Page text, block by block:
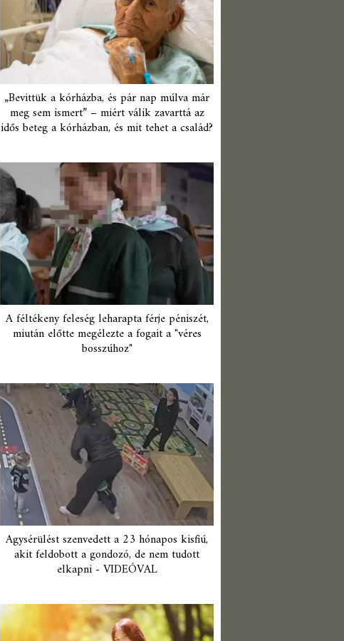
„Bevittük a kórházba, és pár nap múlva már
meg sem ismert” – miért válik zavarttá az
idős beteg a kórházban, és mit tehet a család?
A féltékeny feleség leharapta férje péniszét,
miután előtte megélezte a fogait a "véres
bosszúhoz"
Agysérülést szenvedett a 23 hónapos kisfiú,
akit feldobott a gondozó, de nem tudott
elkapni - VIDEÓVAL